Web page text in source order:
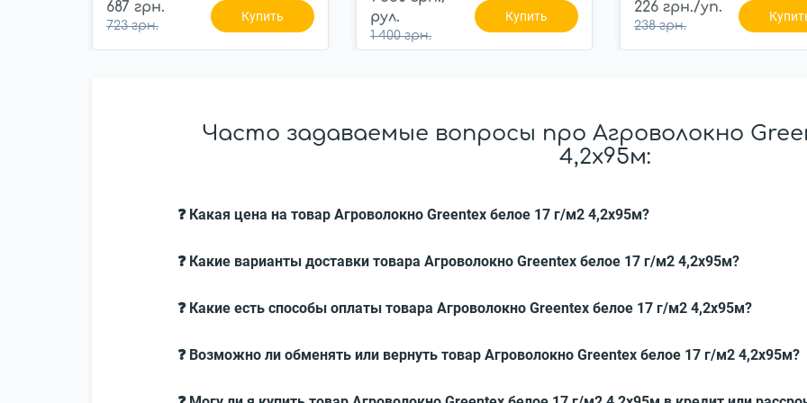
687 грн.
723 грн.
Купить
рул.
1 400 грн.
Купить
226 грн./уп.
238 грн.
Часто задаваемые вопросы про Агроволокно
4,2x95м:
❓ Какая цена на товар Агроволокно Greentex белое 17 г/м2 4,2x95м?
❓ Какие варианты доставки товара Агроволокно Greentex белое 17 г/м2 4,2x95м?
❓ Какие есть способы оплаты товара Агроволокно Greentex белое 17 г/м2 4,2x95м?
❓ Возможно ли обменять или вернуть товар Агроволокно Greentex белое 17 г/м2 4,2x95м?